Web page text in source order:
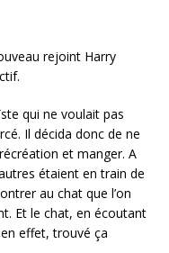
rejoint Harry
qui ne voulait pas
Il décida donc de ne
et manger. A
étaient en train de
au chat que l’on
Et le chat, en écoutant
effet, trouvé ça